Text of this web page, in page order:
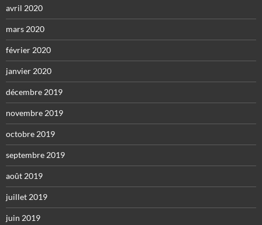
avril 2020
mars 2020
février 2020
janvier 2020
décembre 2019
novembre 2019
octobre 2019
septembre 2019
août 2019
juillet 2019
juin 2019